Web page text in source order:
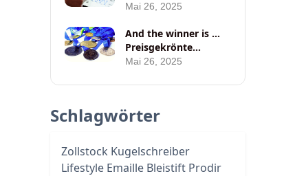
Mai 26, 2025
And the winner is …
Preisgekrönte
Kugelschreiber bei
Mai 26, 2025
Schlagwörter
Zollstock Kugelschreiber
Lifestyle Emaille Bleistift Prodir